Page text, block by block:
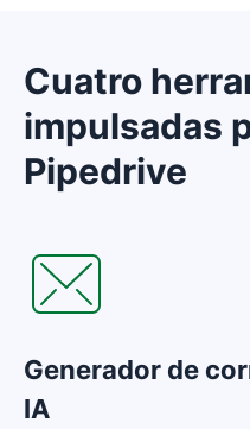
Cuatro
impulsadas
Pipedrive
Generador de
IA